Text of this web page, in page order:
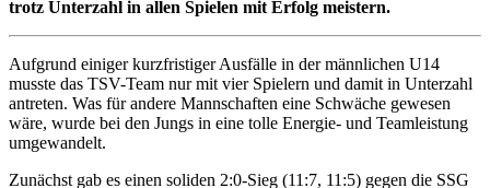
trotz Unterzahl in allen Spielen mit Erfolg meistern.
Aufgrund einiger kurzfristiger Ausfälle in der männlichen U14
musste das TSV-Team nur mit vier Spielern und damit in Unterzahl
antreten. Was für andere Mannschaften eine Schwäche gewesen
wäre, wurde bei den Jungs in eine tolle Energie- und Teamleistung
umgewandelt.
Zunächst gab es einen soliden 2:0-Sieg (11:7, 11:5) gegen die SSG